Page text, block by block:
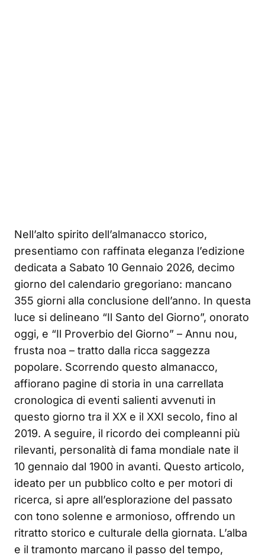
Nell’alto spirito dell’almanacco storico,
presentiamo con raffinata eleganza l’edizione
dedicata a Sabato 10 Gennaio 2026, decimo
giorno del calendario gregoriano: mancano
355 giorni alla conclusione dell’anno. In questa
luce si delineano “Il Santo del Giorno”, onorato
oggi, e “Il Proverbio del Giorno” – Annu nou,
frusta noa – tratto dalla ricca saggezza
popolare. Scorrendo questo almanacco,
affiorano pagine di storia in una carrellata
cronologica di eventi salienti avvenuti in
questo giorno tra il XX e il XXI secolo, fino al
2019. A seguire, il ricordo dei compleanni più
rilevanti, personalità di fama mondiale nate il
10 gennaio dal 1900 in avanti. Questo articolo,
ideato per un pubblico colto e per motori di
ricerca, si apre all’esplorazione del passato
con tono solenne e armonioso, offrendo un
ritratto storico e culturale della giornata. L’alba
e il tramonto marcano il passo del tempo,